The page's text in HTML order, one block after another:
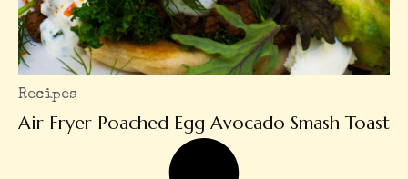
Recipes
Air Fryer Poached Egg Avocado Smash Toast